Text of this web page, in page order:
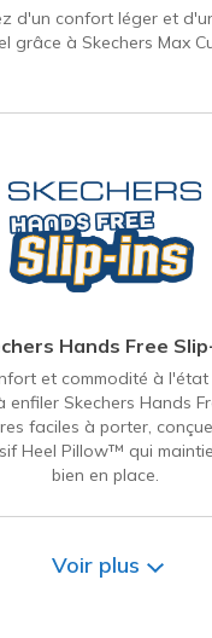
d'un confort léger et
grâce à Skechers Max
Hands Free
et commodité à l'état
enfiler Skechers Hands
faciles à porter,
Heel Pillow™ qui
bien en place.
Voir plus